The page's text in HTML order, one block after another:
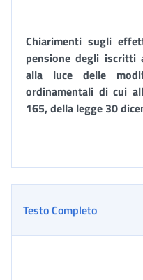
Chiarimenti sugli
pensione degli iscritti
alla luce delle
ordinamentali di cui
165, della legge 30
Testo Completo